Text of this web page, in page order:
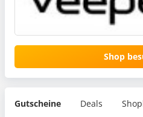
Shop
Gutscheine Deals